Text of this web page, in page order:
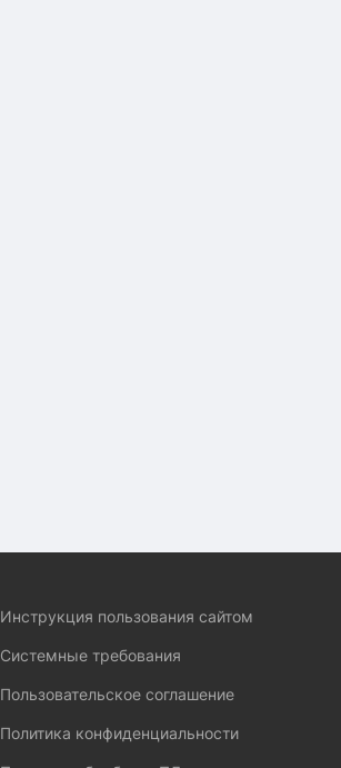
Инструкция пользования сайтом
Системные требования
Пользовательское соглашение
Политика конфиденциальности